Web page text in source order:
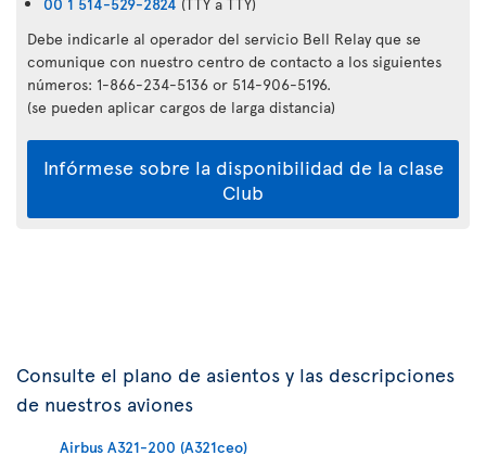
Debe indicarle al operador del servicio Bell Relay que se
comunique con nuestro centro de contacto a los siguientes
números: 1-866-234-5136 or 514-906-5196.
(se pueden aplicar cargos de larga distancia)
Infórmese sobre la disponibilidad de la clase
Club
Consulte el plano de asientos y las descripciones
de nuestros aviones
Airbus A321-200 (A321ceo)